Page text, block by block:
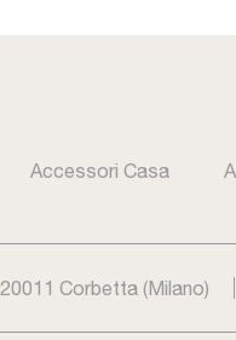
Accessori Casa
Corbetta (Milano)